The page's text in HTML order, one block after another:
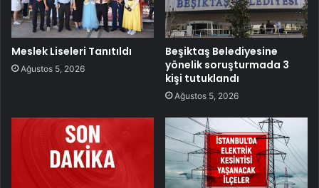
Meslek Liseleri Tanıtıldı
Ağustos 5, 2026
Beşiktaş Belediyesine
yönelik soruşturmada 3
kişi tutuklandı
Ağustos 5, 2026